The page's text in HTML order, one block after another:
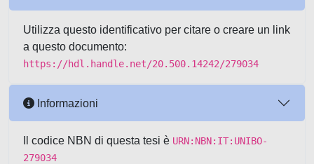
Utilizza questo identificativo per citare o creare un link
a questo documento:
https://hdl.handle.net/20.500.14242/279034
Informazioni
Il codice NBN di questa tesi è URN:NBN:IT:UNIBO-
279034